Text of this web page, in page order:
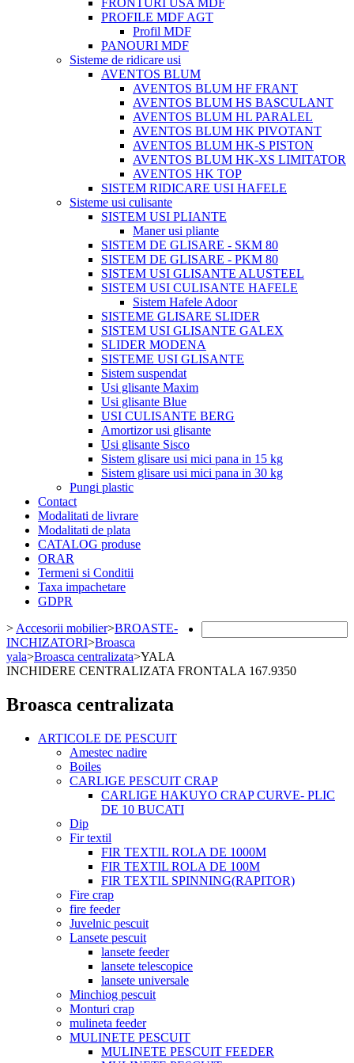
FRONTURI USA MDF
PROFILE MDF AGT
Profil MDF
PANOURI MDF
Sisteme de ridicare usi
AVENTOS BLUM
AVENTOS BLUM HF FRANT
AVENTOS BLUM HS BASCULANT
AVENTOS BLUM HL PARALEL
AVENTOS BLUM HK PIVOTANT
AVENTOS BLUM HK-S PISTON
AVENTOS BLUM HK-XS LIMITATOR
AVENTOS HK TOP
SISTEM RIDICARE USI HAFELE
Sisteme usi culisante
SISTEM USI PLIANTE
Maner usi pliante
SISTEM DE GLISARE - SKM 80
SISTEM DE GLISARE - PKM 80
SISTEM USI GLISANTE ALUSTEEL
SISTEM USI CULISANTE HAFELE
Sistem Hafele Adoor
SISTEME GLISARE SLIDER
SISTEM USI GLISANTE GALEX
SLIDER MODENA
SISTEME USI GLISANTE
Sistem suspendat
Usi glisante Maxim
Usi glisante Blue
USI CULISANTE BERG
Amortizor usi glisante
Usi glisante Sisco
Sistem glisare usi mici pana in 15 kg
Sistem glisare usi mici pana in 30 kg
Pungi plastic
Contact
Modalitati de livrare
Modalitati de plata
CATALOG produse
ORAR
Termeni si Conditii
Taxa impachetare
GDPR
> Accesorii mobilier>BROASTE-
INCHIZATORI>Broasca
yala>Broasca centralizata>YALA
INCHIDERE CENTRALIZATA FRONTALA 167.9350
Broasca centralizata
ARTICOLE DE PESCUIT
Amestec nadire
Boiles
CARLIGE PESCUIT CRAP
CARLIGE HAKUYO CRAP CURVE- PLIC
DE 10 BUCATI
Dip
Fir textil
FIR TEXTIL ROLA DE 1000M
FIR TEXTIL ROLA DE 100M
FIR TEXTIL SPINNING(RAPITOR)
Fire crap
fire feeder
Juvelnic pescuit
Lansete pescuit
lansete feeder
lansete telescopice
lansete universale
Minchiog pescuit
Monturi crap
mulineta feeder
MULINETE PESCUIT
MULINETE PESCUIT FEEDER